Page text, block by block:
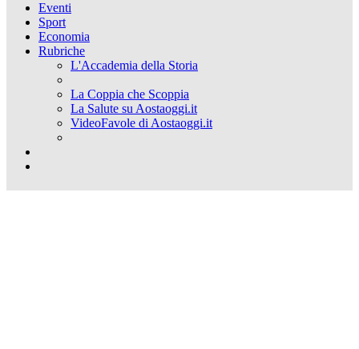
Eventi
Sport
Economia
Rubriche
L'Accademia della Storia
La Coppia che Scoppia
La Salute su Aostaoggi.it
VideoFavole di Aostaoggi.it